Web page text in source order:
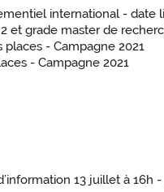
international - date
et grade master de
- Campagne 2021
- Campagne 2021
13 juillet à 16h